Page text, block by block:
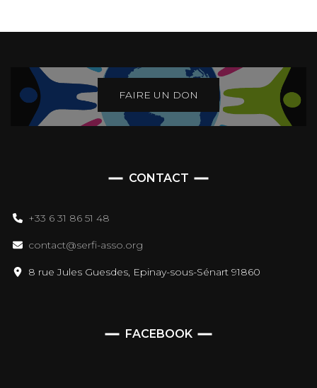
FAIRE UN DON
CONTACT
+33 6 31 86 51 48
contact@serfi-asso.org
8 rue Jules Guesdes, Epinay-sous-Sénart 91860
FACEBOOK